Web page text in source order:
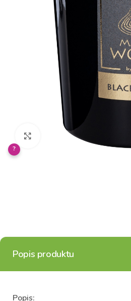
Klikněte pro zvětšení
?
Popis produktu
Popis: